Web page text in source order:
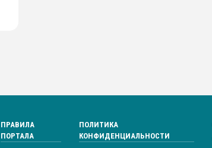
ПРАВИЛА
ПОРТАЛА
ПОЛИТИКА
КОНФИДЕНЦИАЛЬНОСТИ